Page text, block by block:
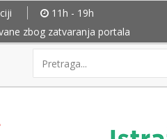
11h - 19h
zbog zatvaranja portala